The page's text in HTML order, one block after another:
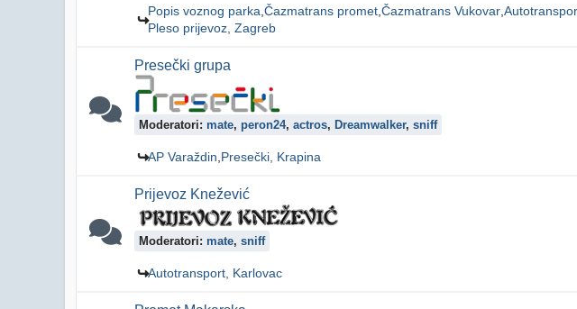
Popis voznog parka Čazmatrans promet Čazmatrans Vukovar
Pleso prijevoz, Zagreb
Presečki grupa
Moderatori: mate, peron24, actros, Dreamwalker, sniff
AP Varaždin Presečki, Krapina
Prijevoz Knežević
Moderatori: mate, sniff
Autotransport, Karlovac